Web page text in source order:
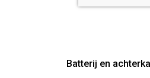
Batterij en